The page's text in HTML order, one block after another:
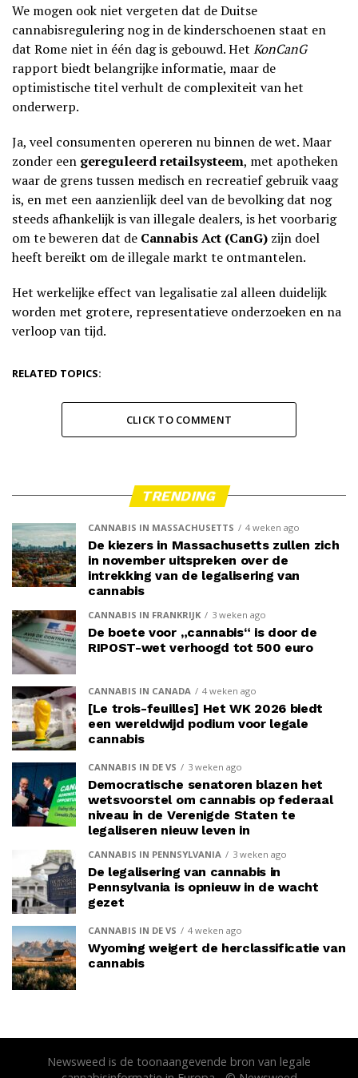
We mogen ook niet vergeten dat de Duitse
cannabisregulering nog in de kinderschoenen staat en
dat Rome niet in één dag is gebouwd. Het KonCanG
rapport biedt belangrijke informatie, maar de
optimistische titel verhult de complexiteit van het
onderwerp.
Ja, veel consumenten opereren nu binnen de wet. Maar
zonder een gereguleerd retailsysteem, met apotheken
waar de grens tussen medisch en recreatief gebruik vaag
is, en met een aanzienlijk deel van de bevolking dat nog
steeds afhankelijk is van illegale dealers, is het voorbarig
om te beweren dat de Cannabis Act (CanG) zijn doel
heeft bereikt om de illegale markt te ontmantelen.
Het werkelijke effect van legalisatie zal alleen duidelijk
worden met grotere, representatieve onderzoeken en na
verloop van tijd.
RELATED TOPICS:
CLICK TO COMMENT
TRENDING
CANNABIS IN MASSACHUSETTS 4 weken ago
De kiezers in Massachusetts zullen zich
in november uitspreken over de
intrekking van de legalisering van
cannabis
CANNABIS IN FRANKRIJK 3 weken ago
De boete voor „cannabis“ is door de
RIPOST-wet verhoogd tot 500 euro
CANNABIS IN CANADA 4 weken ago
[Le trois-feuilles] Het WK 2026 biedt
een wereldwijd podium voor legale
cannabis
CANNABIS IN DE VS 3 weken ago
Democratische senatoren blazen het
wetsvoorstel om cannabis op federaal
niveau in de Verenigde Staten te
legaliseren nieuw leven in
CANNABIS IN PENNSYLVANIA 3 weken ago
De legalisering van cannabis in
Pennsylvania is opnieuw in de wacht
gezet
CANNABIS IN DE VS 4 weken ago
Wyoming weigert de herclassificatie van
cannabis
Newsweed is de toonaangevende bron van legale